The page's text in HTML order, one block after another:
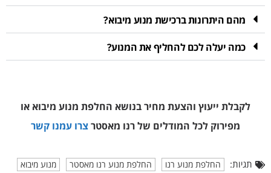
מהם היתרונות ברכישת מנוע מיבוא?
כמה יעלה לכם להחליף את המנוע?
לקבלת ייעוץ והצעת מחיר בנושא החלפת מנוע מיבוא או
מפירוק לכל המודלים של רנו מאסטרצרו עמנו קשר
תגיות: החלפת מנוע רנו החלפת מנוע רנו מאסטר
מנוע מיבוא